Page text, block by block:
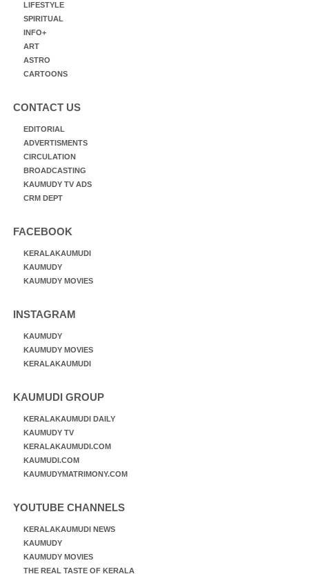
LIFESTYLE
SPIRITUAL
INFO+
ART
ASTRO
CARTOONS
CONTACT US
EDITORIAL
ADVERTISMENTS
CIRCULATION
BROADCASTING
KAUMUDY TV ADS
CRM DEPT
FACEBOOK
KERALAKAUMUDI
KAUMUDY
KAUMUDY MOVIES
INSTAGRAM
KAUMUDY
KAUMUDY MOVIES
KERALAKAUMUDI
KAUMUDI GROUP
KERALAKAUMUDI DAILY
KAUMUDY TV
KERALAKAUMUDI.COM
KAUMUDI.COM
KAUMUDYMATRIMONY.COM
YOUTUBE CHANNELS
KERALAKAUMUDI NEWS
KAUMUDY
KAUMUDY MOVIES
THE REAL TASTE OF KERALA